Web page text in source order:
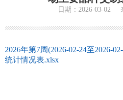
日期：2026-03-02
2026年第7周(2026-02-24至2026-
统计情况表.xlsx